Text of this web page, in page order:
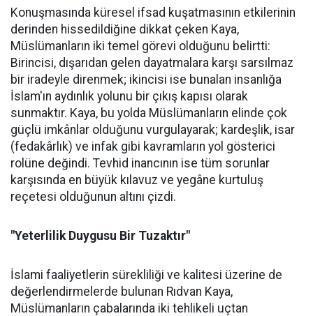
Konuşmasında küresel ifsad kuşatmasının etkilerinin
derinden hissedildiğine dikkat çeken Kaya,
Müslümanların iki temel görevi olduğunu belirtti:
Birincisi, dışarıdan gelen dayatmalara karşı sarsılmaz
bir iradeyle direnmek; ikincisi ise bunalan insanlığa
İslam'ın aydınlık yolunu bir çıkış kapısı olarak
sunmaktır. Kaya, bu yolda Müslümanların elinde çok
güçlü imkânlar olduğunu vurgulayarak; kardeşlik, isar
(fedakârlık) ve infak gibi kavramların yol gösterici
rolüne değindi. Tevhid inancının ise tüm sorunlar
karşısında en büyük kılavuz ve yegâne kurtuluş
reçetesi olduğunun altını çizdi.
"Yeterlilik Duygusu Bir Tuzaktır"
İslami faaliyetlerin sürekliliği ve kalitesi üzerine de
değerlendirmelerde bulunan Rıdvan Kaya,
Müslümanların çabalarında iki tehlikeli uçtan